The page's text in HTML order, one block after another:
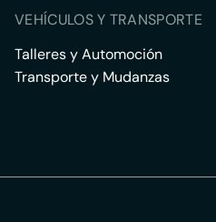
VEHÍCULOS Y TRANSPORTE
Talleres y Automoción
Transporte y Mudanzas